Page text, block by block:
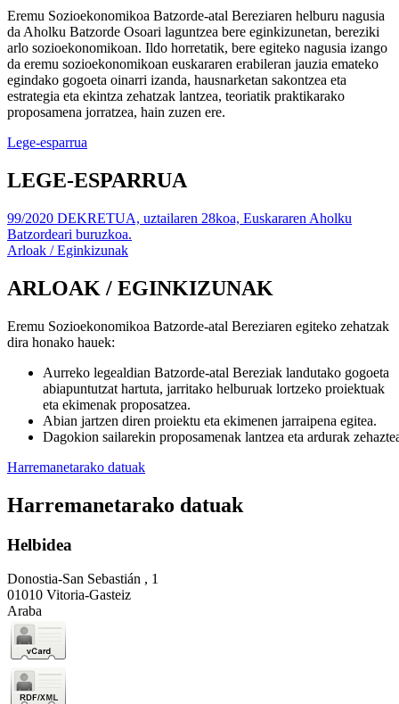
Eremu Sozioekonomikoa Batzorde-atal Bereziaren helburu nagusia
da Aholku Batzorde Osoari laguntzea bere eginkizunetan, bereziki
arlo sozioekonomikoan. Ildo horretatik, bere egiteko nagusia izango
da eremu sozioekonomikoan euskararen erabileran jauzia emateko
egindako gogoeta oinarri izanda, hausnarketan sakontzea eta
estrategia eta ekintza zehatzak lantzea, teoriatik praktikarako
proposamena jorratzea, hain zuzen ere.
Lege-esparrua
LEGE-ESPARRUA
99/2020 DEKRETUA, uztailaren 28koa, Euskararen Aholku
Batzordeari buruzkoa.
Arloak / Eginkizunak
ARLOAK / EGINKIZUNAK
Eremu Sozioekonomikoa Batzorde-atal Bereziaren egiteko zehatzak
dira honako hauek:
Aurreko legealdian Batzorde-atal Bereziak landutako gogoeta
abiapuntutzat hartuta, jarritako helburuak lortzeko proiektuak
eta ekimenak proposatzea.
Abian jartzen diren proiektu eta ekimenen jarraipena egitea.
Dagokion sailarekin proposamenak lantzea eta ardurak
Harremanetarako datuak
Harremanetarako datuak
Helbidea
Donostia-San Sebastián , 1
01010 Vitoria-Gasteiz
Araba